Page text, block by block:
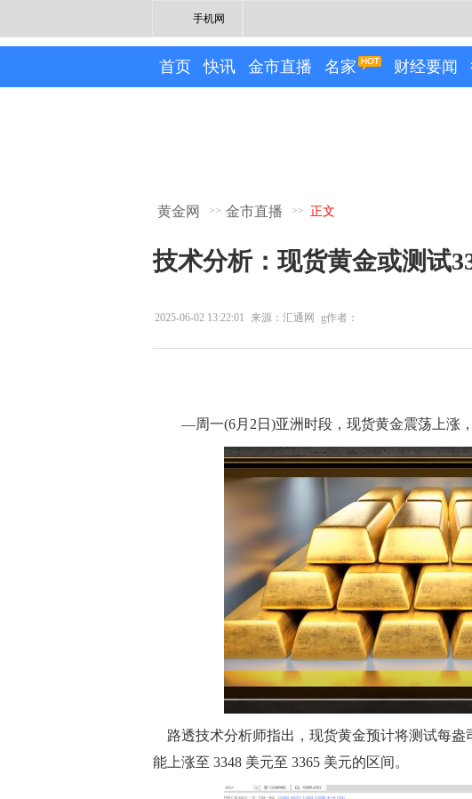
手机网
首页 快讯 金市直播 名家 财经要闻
黄金网 >> 金市直播 >> 正文
技术分析：现货黄金或测试
2025-06-02 13:22:01 来源：汇通网 g作者：
—周一(6月2日)亚洲时段，现货黄金震荡上涨，
路透技术分析师指出，现货黄金预计将测试每盎
能上涨至 3348 美元至 3365 美元的区间。